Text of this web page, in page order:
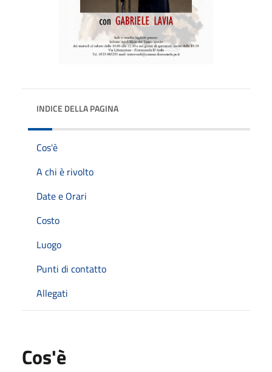
INDICE DELLA PAGINA
Cos'è
A chi è rivolto
Date e Orari
Costo
Luogo
Punti di contatto
Allegati
Cos'è